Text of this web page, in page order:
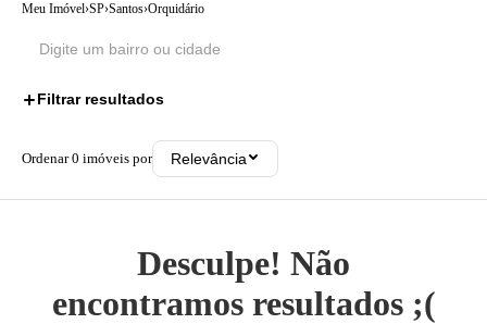
Meu Imóvel›SP›Santos›Orquidário
Filtrar resultados
Ordenar0 imóveis por Relevância
Desculpe! Não
encontramos resultados ;(